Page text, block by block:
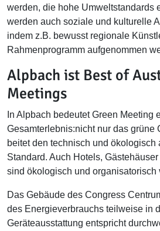
werden, die hohe Umweltstandards
werden auch soziale und kulturelle
indem z.B. bewusst regionale
Rahmenprogramm aufgenommen
Alpbach ist Best of
Meetings
In Alpbach bedeutet Green Meeting
Gesamterlebnis:nicht nur das grüne
beitet den technisch und ökologisch
Standard. Auch Hotels,
sind ökologisch und organisatorisch
Das Gebäude des Congress
des Energieverbrauchs teilweise in
Geräteausstattung entspricht